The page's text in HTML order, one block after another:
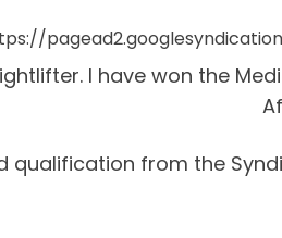
I have won the
qualification from the